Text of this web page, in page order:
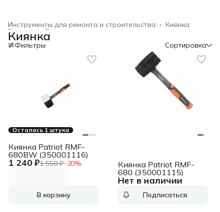
Киянка
Инструменты для ремонта и строительства ›
Строительство и ремонт
Главная
Киянка
Фильтры Сортировка
Осталась 1 штука
1 240 ₽1 550 ₽−20%
Киянка Patriot RMF-
680BW (350001116)
В корзину
Нет в наличии
Киянка Patriot RMF-
680 (350001115)
Подписаться